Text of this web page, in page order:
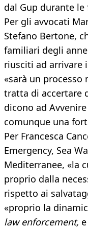
dal Gup durante le
Per gli avvocati
Stefano Bertone,
familiari degli
riusciti ad arrivare
«sarà un
tratta di accertare
dicono ad
comunque una
Per Francesca
Emergency, Sea
Mediterranee, «la
proprio dalla
rispetto ai
«proprio la
law enforcement,